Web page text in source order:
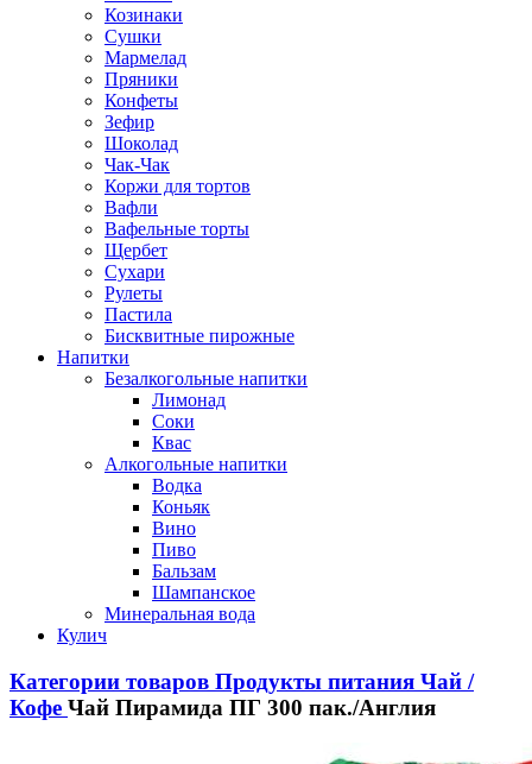
Козинаки
Сушки
Мармелад
Пряники
Конфеты
Зефир
Шоколад
Чак-Чак
Коржи для тортов
Вафли
Вафельные торты
Щербет
Сухари
Рулеты
Пастила
Бисквитные пирожные
Напитки
Безалкогольные напитки
Лимонад
Соки
Квас
Алкогольные напитки
Водка
Коньяк
Вино
Пиво
Бальзам
Шампанское
Минеральная вода
Кулич
Категории товаров Продукты питания Чай /
Кофе Чай Пирамида ПГ 300 пак./Англия